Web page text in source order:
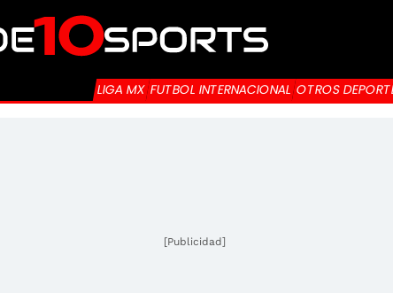
LIGA MX FUTBOL INTERNACIONAL OTROS
[Publicidad]